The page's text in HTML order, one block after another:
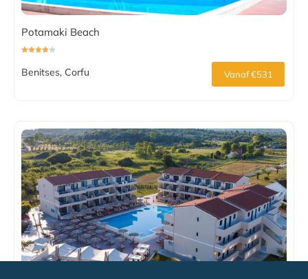
Potamaki Beach
Benitses, Corfu Vanaf €531